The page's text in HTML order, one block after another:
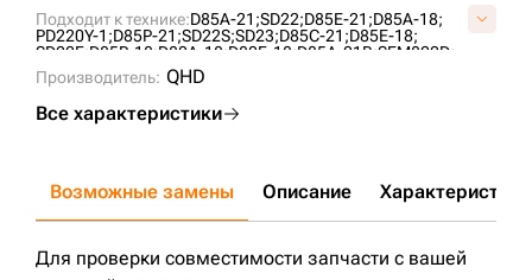
155-30-00116;
155-30-00117; 155-30-00118;
155-30-00118-3;155-30-00118-SS;155-30-00250;
155-30-00250-6;155-30-00341;2-2290;B40850A0M00;
VKM353V;ZZ1553000250;
Подходит к технике:D85A-21;SD22;D85E-21;D85A-18;
PD220Y-1;D85P-21;SD22S;SD23;D85C-21;D85E-18;
SD22F;D85P-18;D80A-18;D80F-18;D85A-21B;SEM822D;
TY230;
CLG B230R;
Производитель: QHD
Все характеристики
Возможные замены Описание Характеристики
Для проверки совместимости запчасти с вашей